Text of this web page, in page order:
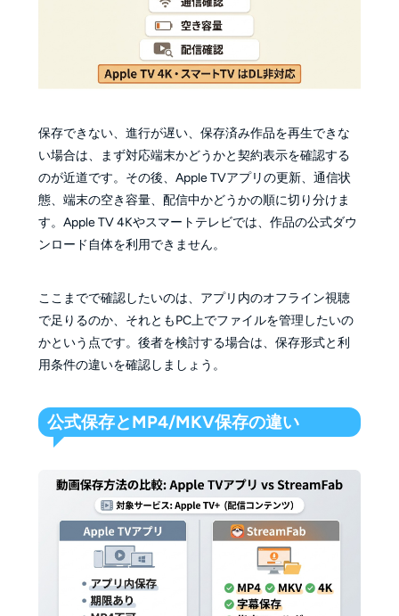
保存できない、進行が遅い、保存済み作品を再生できな
い場合は、まず対応端末かどうかと契約表示を確認する
のが近道です。その後、Apple TVアプリの更新、通信状
態、端末の空き容量、配信中かどうかの順に切り分けま
す。Apple TV 4Kやスマートテレビでは、作品の公式ダウ
ンロード自体を利用できません。
ここまでで確認したいのは、アプリ内のオフライン視聴
で足りるのか、それともPC上でファイルを管理したいの
かという点です。後者を検討する場合は、保存形式と利
用条件の違いを確認しましょう。
公式保存とMP4/MKV保存の違い